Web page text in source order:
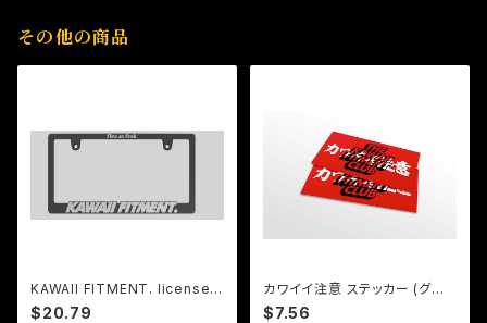
その他の商品
KAWAII FITMENT. license f
rame White
$20.79
カワイイ注意 ステッカー (グロ
ス)
$7.56